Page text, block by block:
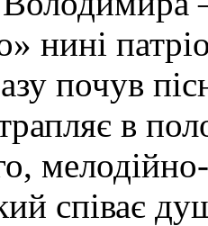
нині
почув
в
співає